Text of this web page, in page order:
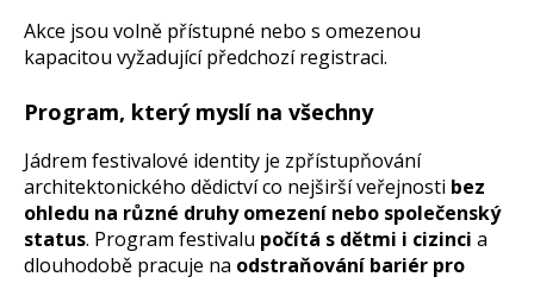
Akce jsou volně přístupné nebo s omezenou
kapacitou vyžadující předchozí registraci.
Program, který myslí na všechny
Jádrem festivalové identity je zpřístupňování
architektonického dědictví co nejširší veřejnosti bez
ohledu na různé druhy omezení nebo společenský
status. Program festivalu počítá s dětmi i cizinci a
dlouhodobě pracuje na odstraňování bariér pro